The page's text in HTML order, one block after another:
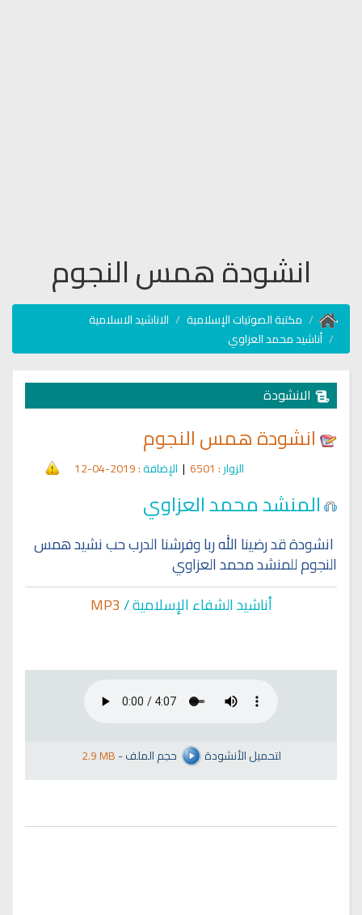
انشودة همس النجوم
مكتبة الصوتيات الإسلامية
الاناشيد الاسلامية
أناشيد محمد العزاوي
الانشودة
انشودة همس النجوم
الزوار: 6501
| الإضافة: 2019-04-12
المنشد محمد العزاوي
انشودة قد رضينا الله ربا وفرشنا الدرب حب نشيد همس
النجوم للمنشد محمد العزاوي
أناشيد الشفاء الإسلامية /MP3
2.9 MB- لتحميل الأنشودة حجم الملف